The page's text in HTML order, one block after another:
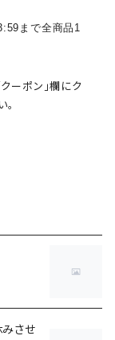
まで全商品1
ーポン」欄にク
させ